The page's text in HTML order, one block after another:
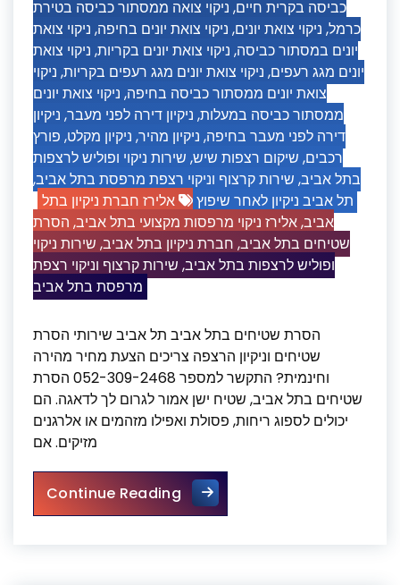
כביסה בקרית חיים, ניקוי צואה ממסתור כביסה בטירת
כרמל, ניקוי צואת יונים, ניקוי צואת יונים בחיפה, ניקוי צואת
יונים במסתור כביסה, ניקוי צואת יונים בקריות, ניקוי צואת
יונים מגג רעפים, ניקוי צואת יונים מגג רעפים בקריות, ניקוי
צואת יונים ממסתור כביסה בחיפה, ניקוי צואת יונים
ממסתור כביסה במעלות, ניקיון דירה לפני מעבר, ניקיון
דירה לפני מעבר בחיפה, ניקיון מהיר, ניקיון מקלט, פורץ
רכבים, שיקום רצפות שיש, שירות ניקוי ופוליש לרצפות
בתל אביב, שירות קרצוף וניקוי רצפת מרפסת בתל אביב,
תל אביב ניקיון לאחר שיפוץ
אלירז חברת ניקיון בתל
אביב,אלירז ניקוי מרפסות מקצועי בתל אביב, הסרת
שטיחים בתל אביב, חברת ניקיון בתל אביב, שירות ניקוי
ופוליש לרצפות בתל אביב, שירות קרצוף וניקוי רצפת
מרפסת בתל אביב
הסרת שטיחים בתל אביב תל אביב שירותי הסרת
שטיחים וניקיון הרצפה צריכים הצעת מחיר מהירה
וחינמית? התקשר למספר 052-309-2468 הסרת
שטיחים בתל אביב, שטיח ישן אמור לגרום לך לדאגה. הם
יכולים לספוג ריחות, פסולת ואפילו מזהמים או אלרגנים
מזיקים. אם
Continue Readingהסרת שטיחים בתל אביב